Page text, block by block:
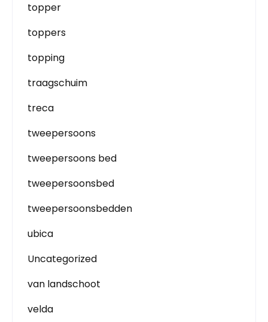
topper
toppers
topping
traagschuim
treca
tweepersoons
tweepersoons bed
tweepersoonsbed
tweepersoonsbedden
ubica
Uncategorized
van landschoot
velda